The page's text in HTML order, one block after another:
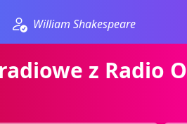
William Shakespeare
z Radio